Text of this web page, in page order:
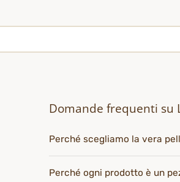
Domande frequenti su
Perché scegliamo la vera
Perché ogni prodotto è un